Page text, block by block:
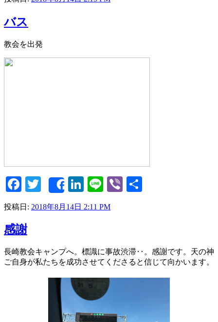
バス
教会を出発
Facebook
TwitterShareLinkedIn
LineViber
投稿日: 2018年8月14日 2:11 PM
感謝
長崎教会キャンプへ。標識に事故渋滞‥。感謝です。天の神
ご自身が私たちを成功させてくださると信じて向かいます。